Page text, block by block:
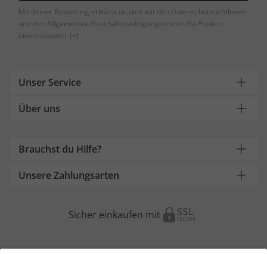
Mit deiner Bestellung erklärst du dich mit den Datenschutzrichtlinien
und den Allgemeinen Geschäftsbedingungen von Ulla Popken
einverstanden. [+]
Unser Service
Über uns
Brauchst du Hilfe?
Unsere Zahlungsarten
Sicher einkaufen mit